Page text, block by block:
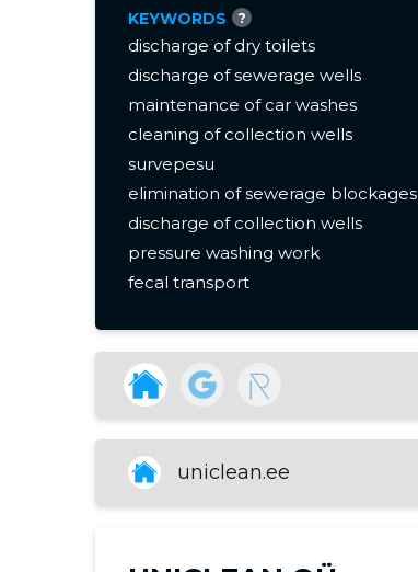
KEYWORDS ?
discharge of dry toilets
discharge of sewerage wells
maintenance of car washes
cleaning of collection wells
survepesu
elimination of sewerage blockages
discharge of collection wells
pressure washing work
fecal transport
emptying of sediment pits
emergency work
washes
pressure washing of sewerage lines
and pipelines
uniclean.ee